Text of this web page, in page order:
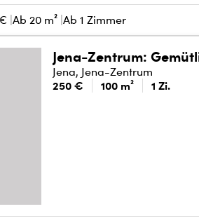
Ab 20 m² Ab 1 Zimmer
Jena-Zentrum:
Jena, Jena-Zentrum
250 € 100 m² 1 Zi.